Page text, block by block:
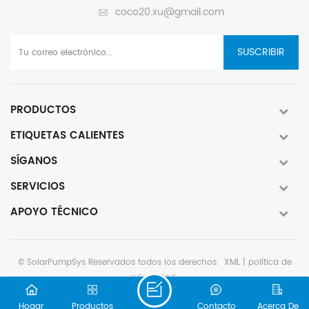
coco20.xu@gmail.com
SUSCRIBIR
PRODUCTOS
ETIQUETAS CALIENTES
SÍGANOS
SERVICIOS
APOYO TÉCNICO
© SolarPumpSysReservados todos los derechos. XML | política de
privacidad
Network IPv6 compatible con